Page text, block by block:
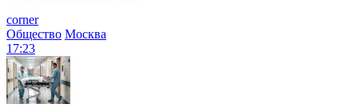
corner
Общество Москва
17:23